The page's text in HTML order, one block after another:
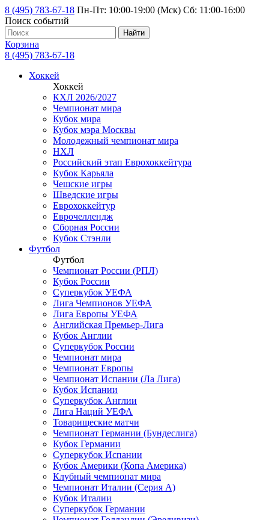
8 (495) 783-67-18 Пн-Пт: 10:00-19:00 (Мск) Сб: 11:00-16:00
Поиск событий
Найти
Корзина
8 (495) 783-67-18
Хоккей
Хоккей
КХЛ 2026/2027
Чемпионат мира
Кубок мира
Кубок мэра Москвы
Молодежный чемпионат мира
НХЛ
Российский этап Еврохоккейтура
Кубок Карьяла
Чешские игры
Шведские игры
Еврохоккейтур
Еврочеллендж
Сборная России
Кубок Стэнли
Футбол
Футбол
Чемпионат России (РПЛ)
Кубок России
Суперкубок УЕФА
Лига Чемпионов УЕФА
Лига Европы УЕФА
Английская Премьер-Лига
Кубок Англии
Суперкубок России
Чемпионат мира
Чемпионат Европы
Чемпионат Испании (Ла Лига)
Кубок Испании
Суперкубок Англии
Лига Наций УЕФА
Товарищеские матчи
Чемпионат Германии (Бундеслига)
Кубок Германии
Суперкубок Испании
Кубок Америки (Копа Америка)
Клубный чемпионат мира
Чемпионат Италии (Серия А)
Кубок Италии
Суперкубок Германии